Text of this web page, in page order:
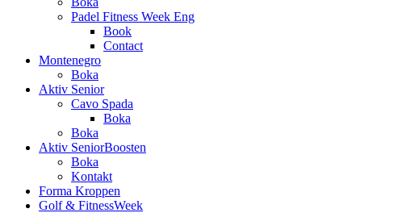
Padel Fitness Week Eng
Book
Contact
Montenegro
Boka
Aktiv Senior
Cavo Spada
Boka
Boka
Aktiv SeniorBoosten
Boka
Kontakt
Forma Kroppen
Golf & FitnessWeek